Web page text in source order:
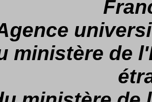
ministère de